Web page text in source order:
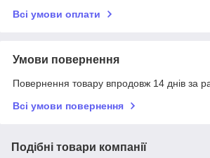
Всі умови оплати
Умови повернення
Повернення товару впродовж 14 днів за
Всі умови повернення
Подібні товари компанії